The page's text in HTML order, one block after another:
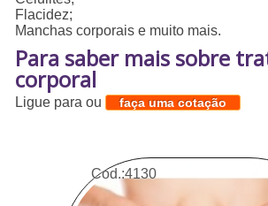
Flacidez;
Manchas corporais e muito mais.
Para saber mais sobre
corporal
Ligue paraou faça uma cotação
Cod.:4130